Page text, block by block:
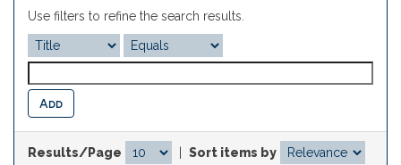
Use filters to refine the search results.
Results/Page
Sort items by